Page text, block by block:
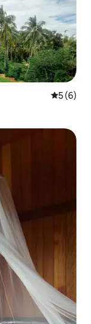
Średnia
5 (6)